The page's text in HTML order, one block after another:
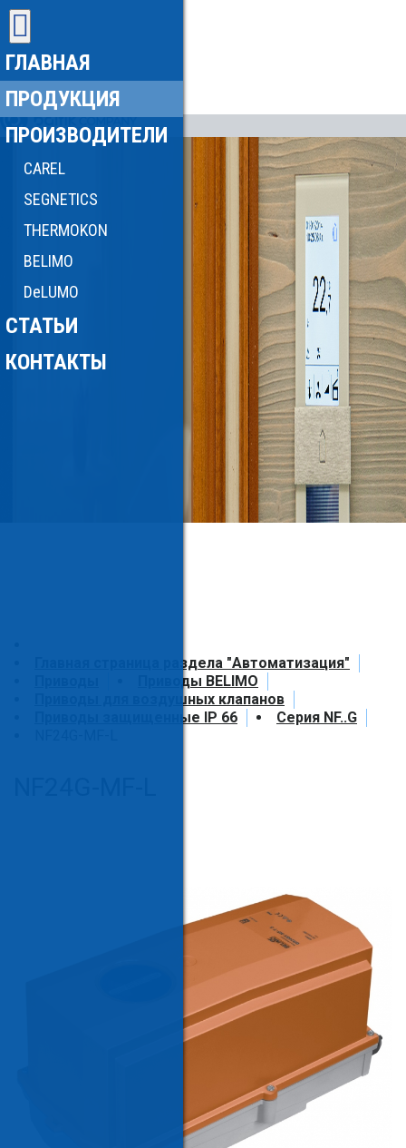
ГЛАВНАЯ
ПРОДУКЦИЯ
ПРОИЗВОДИТЕЛИ
CAREL
SEGNETICS
THERMOKON
BELIMO
DeLUMO
СТАТЬИ
КОНТАКТЫ
Главная страница раздела "Автоматизация"
Приводы BELIMO
Приводы для воздушных клапанов
Приводы защищенные IP 66
Серия NF..G